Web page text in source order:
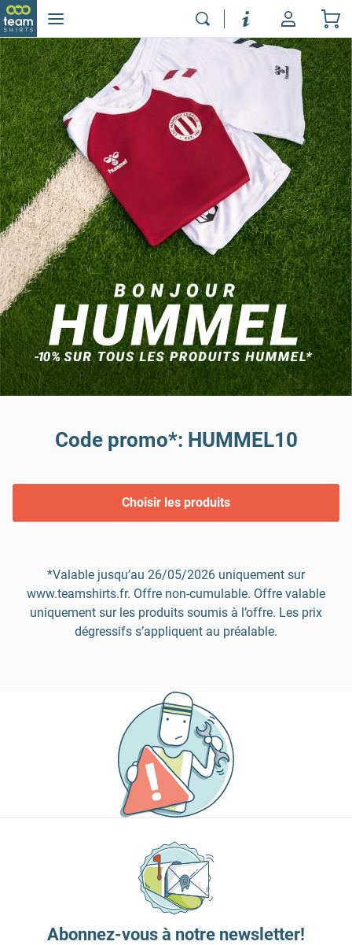
Code promo*: HUMMEL10
Choisir les produits
*Valable jusqu’au 26/05/2026 uniquement sur
www.teamshirts.fr. Offre non-cumulable. Offre valable
uniquement sur les produits soumis à l’offre. Les prix
dégressifs s’appliquent au préalable.
Abonnez-vous à notre newsletter!